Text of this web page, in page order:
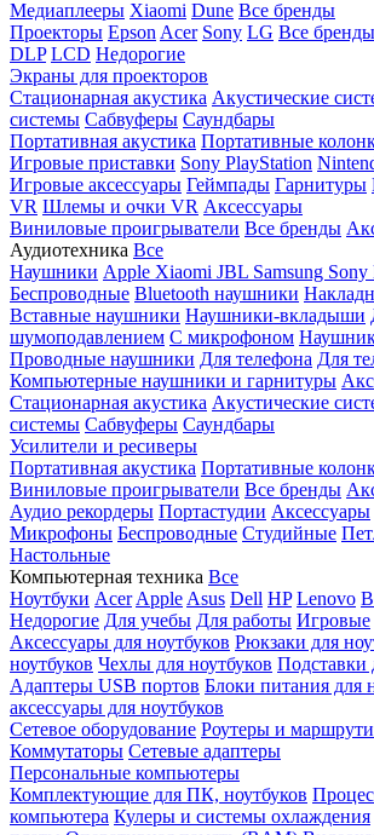
Медиаплееры Xiaomi Dune Все бренды
Проекторы Epson Acer Sony LG Все бренды
DLP LCD Недорогие
Экраны для проекторов
Стационарная акустика Акустические
системы Сабвуферы Саундбары
Портативная акустика Портативные
Игровые приставки Sony PlayStation
Игровые аксессуары Геймпады Гарнитуры
VR Шлемы и очки VR Аксессуары
Виниловые проигрыватели Все бренды
Аудиотехника Все
Наушники Apple Xiaomi JBL Samsung Sony
Беспроводные Bluetooth наушники
Вставные наушники Наушники-вкладыши
шумоподавлением С микрофоном
Проводные наушники Для телефона Для
Компьютерные наушники и гарнитуры
Стационарная акустика Акустические
системы Сабвуферы Саундбары
Усилители и ресиверы
Портативная акустика Портативные
Виниловые проигрыватели Все бренды
Аудио рекордеры Портастудии Аксессуары
Микрофоны Беспроводные Студийные
Настольные
Компьютерная техника Все
Ноутбуки Acer Apple Asus Dell HP Lenovo
Недорогие Для учебы Для работы Игровые
Аксессуары для ноутбуков Рюкзаки для
ноутбуков Чехлы для ноутбуков Подставки
Адаптеры USB портов Блоки питания для
аксессуары для ноутбуков
Сетевое оборудование Роутеры и
Коммутаторы Сетевые адаптеры
Персональные компьютеры
Комплектующие для ПК, ноутбуков
компьютера Кулеры и системы охлаждения